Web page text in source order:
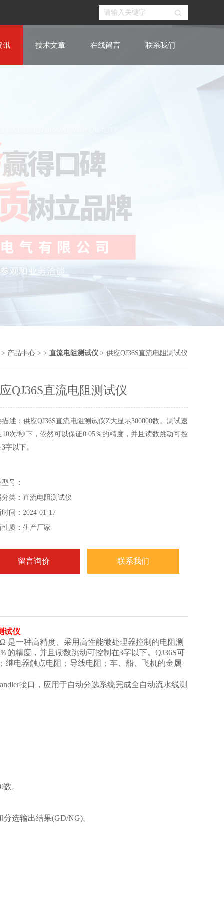
讯 技术文章 在线留言 联系我们
> 产品中心 > > 直流电阻测试仪 > 供应QJ36S直流电阻测试仪
QJ36S直流电阻测试仪
描述：供应QJ36S直流电阻测试仪Z大显示300000数。测试速
10次/秒下，依然可以保证0.05％的精度，并且读数跳动可控
字以下。
号：
分类：直流电阻测试仪
时间：2024-01-17
性质：生产厂家
留言询价 联系我们
试仪
是一种高精度、采用高性能微处理器控制的电阻测
的精度，并且读数跳动可控制在3字以下。QJ36S可
继电器触点电阻；导线电阻；车、船、飞机的金属
接口，应用于自动分选系统完成全自动流水线测
。
选输出结果(GD/NG)。